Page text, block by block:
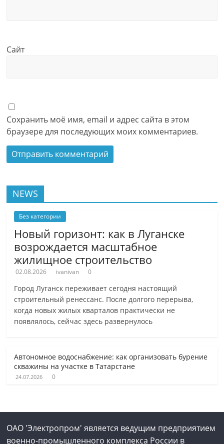
Сайт
Сохранить моё имя, email и адрес сайта в этом
браузере для последующих моих комментариев.
NEWS
Без категории
Новый горизонт: как в Луганске
возрождается масштабное
жилищное строительство
02.08.2026 ivanivan 0
Город Луганск переживает сегодня настоящий
строительный ренессанс. После долгого перерыва,
когда новых жилых кварталов практически не
появлялось, сейчас здесь развернулось
Автономное водоснабжение: как организовать бурение
скважины на участке в Татарстане
24.07.2026 0
ОАО 'Электропром' является ведущим предприятием
военно-промышленного комплекса России в